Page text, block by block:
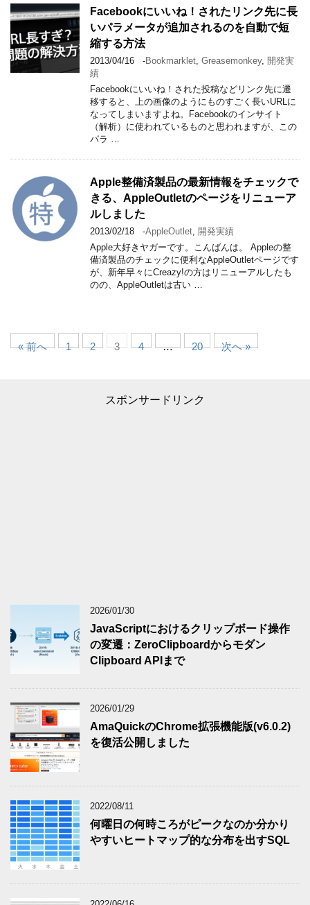
Facebookにいいね！されたリンク先に長
いパラメータが追加されるのを自動で短
縮する方法
2013/04/16 -Bookmarklet, Greasemonkey, 開発実
績
Facebookにいいね！された投稿などリンク先に遷
移すると、上の画像のようにものすごく長いURLに
なってしまいますよね。Facebookのインサイト
（解析）に使われているものと思われますが、この
パラ …
Apple整備済製品の最新情報をチェックで
きる、AppleOutletのページをリニューア
ルしました
2013/02/18 -AppleOutlet, 開発実績
Apple大好きヤガーです。こんばんは。 Appleの整
備済製品のチェックに便利なAppleOutletページです
が、新年早々にCreazy!の方はリニューアルしたも
のの、AppleOutletは古い …
« 前へ 1 2 3 4 … 20 次へ »
スポンサードリンク
2026/01/30
JavaScriptにおけるクリップボード操作
の変遷：ZeroClipboardからモダン
Clipboard APIまで
2026/01/29
AmaQuickのChrome拡張機能版(v6.0.2)
を復活公開しました
2022/08/11
何曜日の何時ころがピークなのか分かり
やすいヒートマップ的な分布を出すSQL